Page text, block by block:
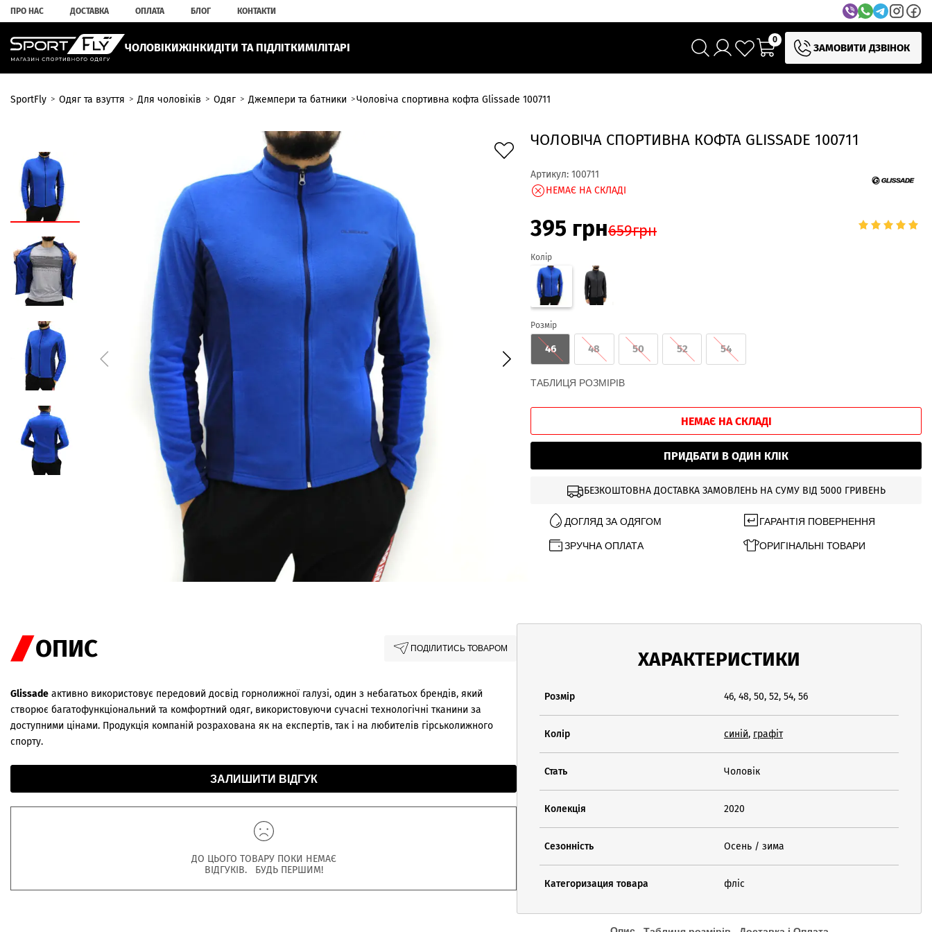
ПРО НАС ДОСТАВКА ОПЛАТА БЛОГ КОНТАКТИ
ЧОЛОВІКИЖІНКИДІТИ ТА ПІДЛІТКИМІЛІТАРІ
0
ЗАМОВИТИ ДЗВІНОК
SportFly Одяг та взуття Для чоловіків Одяг Джемпери та батники Чоловіча спортивна кофта Glissade 100711
ЧОЛОВІЧА СПОРТИВНА КОФТА GLISSADE 100711
Артикул: 100711
НЕМАЄ НА СКЛАДІ
395 грн659грн
Колір
Розмір
46 48 50 52 54
ТАБЛИЦЯ РОЗМІРІВ
НЕМАЄ НА СКЛАДІ
ПРИДБАТИ В ОДИН КЛІК
БЕЗКОШТОВНА ДОСТАВКА ЗАМОВЛЕНЬ НА СУМУ ВІД 5000 ГРИВЕНЬ
ДОГЛЯД ЗА ОДЯГОМ ГАРАНТІЯ ПОВЕРНЕННЯ
ЗРУЧНА ОПЛАТА ОРИГІНАЛЬНІ ТОВАРИ
ОПИС ПОДІЛИТИСЬ ТОВАРОМ
Glissade активно використовує передовий досвід горнолижної галузі, один з небагатьох брендів, який
створює багатофункціональний та комфортний одяг, використовуючи сучасні технологічні тканини за
доступними цінами. Продукція компаній розрахована як на експертів, так і на любителів гірськолижного
спорту.
ЗАЛИШИТИ ВІДГУК
ДО ЦЬОГО ТОВАРУ ПОКИ НЕМАЄ
ВІДГУКІВ. БУДЬ ПЕРШИМ!
ХАРАКТЕРИСТИКИ
Розмір 46, 48, 50, 52, 54, 56
Колір синій, графіт
Стать Чоловік
Колекція 2020
Сезонність Осень / зима
Категоризация товара фліс